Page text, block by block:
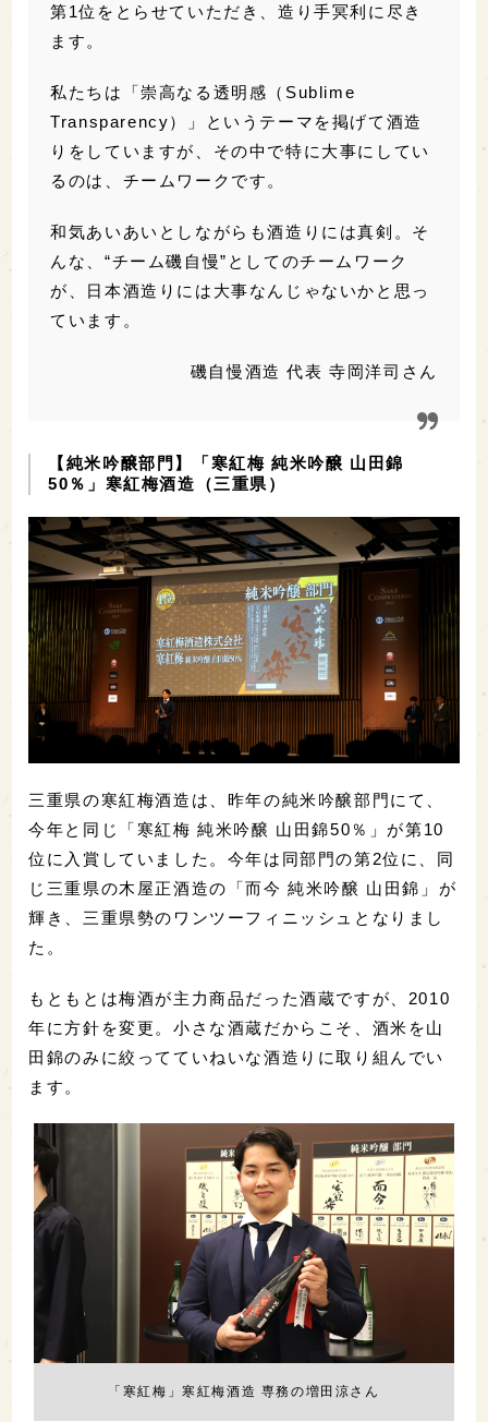
第1位をとらせていただき、造り手冥利に尽き
ます。
私たちは「崇高なる透明感（Sublime
Transparency）」というテーマを掲げて酒造
りをしていますが、その中で特に大事にしてい
るのは、チームワークです。
和気あいあいとしながらも酒造りには真剣。そ
んな、“チーム磯自慢”としてのチームワーク
が、日本酒造りには大事なんじゃないかと思っ
ています。
磯自慢酒造 代表 寺岡洋司さん
【純米吟醸部門】「寒紅梅 純米吟醸 山田錦
50％」寒紅梅酒造（三重県）
三重県の寒紅梅酒造は、昨年の純米吟醸部門にて、
今年と同じ「寒紅梅 純米吟醸 山田錦50％」が第10
位に入賞していました。今年は同部門の第2位に、同
じ三重県の木屋正酒造の「而今 純米吟醸 山田錦」が
輝き、三重県勢のワンツーフィニッシュとなりまし
た。
もともとは梅酒が主力商品だった酒蔵ですが、2010
年に方針を変更。小さな酒蔵だからこそ、酒米を山
田錦のみに絞ってていねいな酒造りに取り組んでい
ます。
「寒紅梅」寒紅梅酒造 専務の増田涼さん